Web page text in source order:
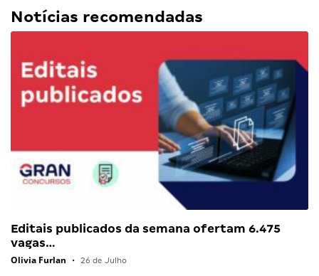
Notícias recomendadas
Editais publicados da semana ofertam 6.475
vagas…
Olivia Furlan • 26 de Julho